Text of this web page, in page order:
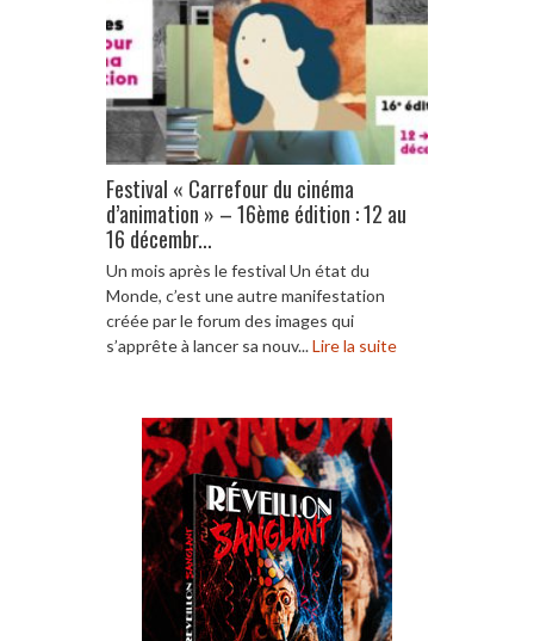
Festival « Carrefour du cinéma
d’animation » – 16ème édition : 12 au
16 décembr...
Un mois après le festival Un état du
Monde, c’est une autre manifestation
créée par le forum des images qui
s’apprête à lancer sa nouv...Lire la suite